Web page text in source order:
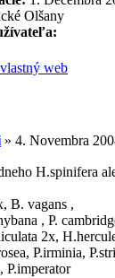
Olšany
web
» 4. Novembra
H.spinifera
B. vagans ,
, P.
2x,
P.irminia,
P.imperator